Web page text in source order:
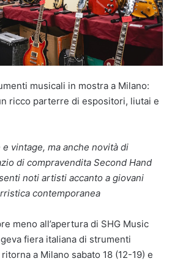
musicali in mostra a Milano:
ricco parterre di espositori, liutai e
vintage, ma anche novità di
di compravendita Second Hand
noti artisti accanto a giovani
contemporanea
meno all’apertura di SHG Music
fiera italiana di strumenti
a Milano sabato 18 (12-19) e